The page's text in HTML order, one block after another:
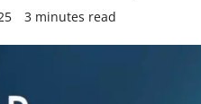
3 minutes read